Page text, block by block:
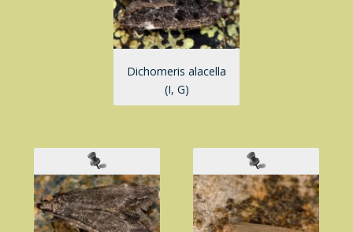
Dichomeris alacella
(I, G)